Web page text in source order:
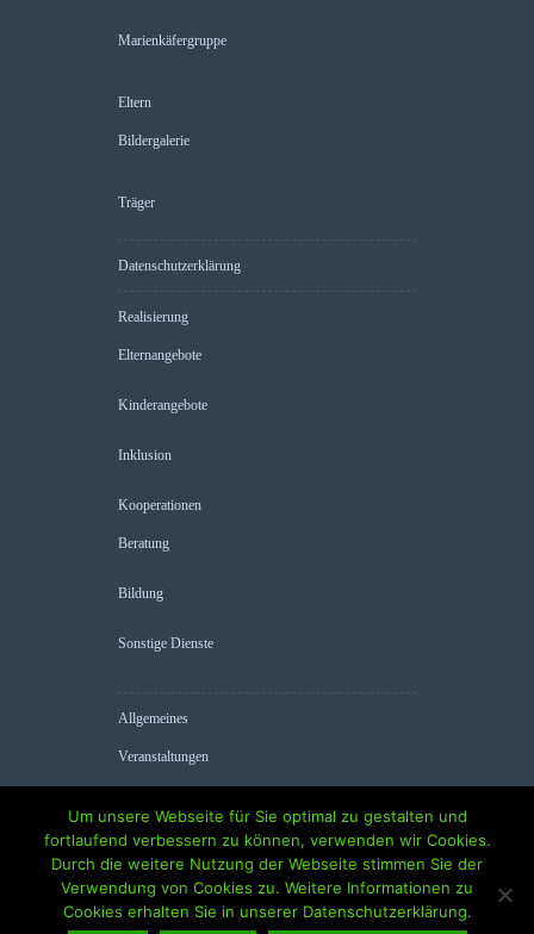
Marienkäfergruppe
Eltern
Bildergalerie
Träger
Datenschutzerklärung
Realisierung
Elternangebote
Kinderangebote
Inklusion
Kooperationen
Beratung
Bildung
Sonstige Dienste
Allgemeines
Veranstaltungen
Kontakt
Nützliche Seiten im Netz
Um unsere Webseite für Sie optimal zu gestalten und
fortlaufend verbessern zu können, verwenden wir Cookies.
Durch die weitere Nutzung der Webseite stimmen Sie der
Verwendung von Cookies zu. Weitere Informationen zu
Cookies erhalten Sie in unserer Datenschutzerklärung.